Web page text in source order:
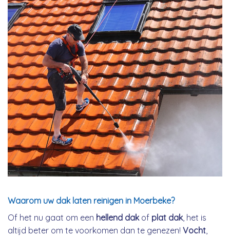
Waarom uw dak laten reinigen in Moerbeke?
Of het nu gaat om een hellend dakof plat dak, het is
altijd beter om te voorkomen dan te genezen! Vocht